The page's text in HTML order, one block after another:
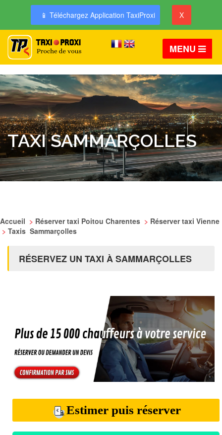
📱 Téléchargez Application TaxiProxi X
MENU
TAXI SAMMARÇOLLES
Accueil > Réserver taxi Poitou Charentes > Réserver taxi Vienne
> Taxis Sammarçolles
RÉSERVEZ UN TAXI À SAMMARÇOLLES
Estimer puis réserver